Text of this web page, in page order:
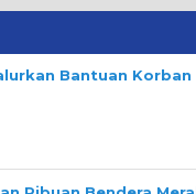
Bantuan Korban